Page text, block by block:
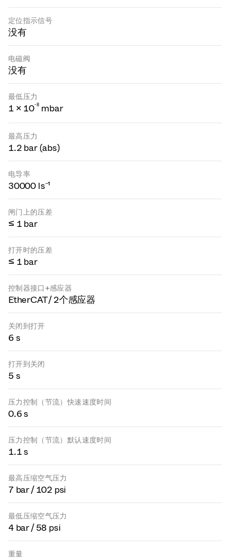
定位指示信号
没有
电磁阀
没有
最低压力
1 × 10-8 mbar
最高压力
1.2 bar (abs)
电导率
30000 ls⁻¹
闸门上的压差
≤ 1 bar
打开时的压差
≤ 1 bar
控制器接口+感应器
EtherCAT / 2个感应器
关闭到打开
6 s
打开到关闭
5 s
压力控制（节流）快速速度时间
0.6 s
压力控制（节流）默认速度时间
1.1 s
最高压缩空气压力
7 bar / 102 psi
最低压缩空气压力
4 bar / 58 psi
重量